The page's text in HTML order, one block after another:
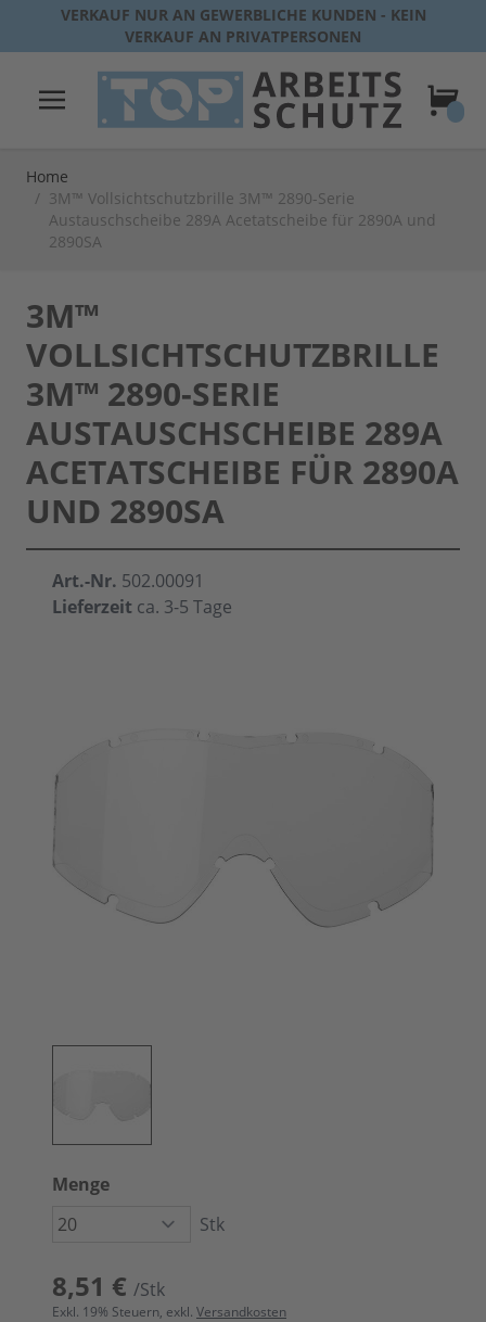
Direkt zum Inhalt
VERKAUF NUR AN GEWERBLICHE KUNDEN - KEIN
VERKAUF AN PRIVATPERSONEN
Home
/ 3M™ Vollsichtschutzbrille 3M™ 2890-Serie
Austauschscheibe 289A Acetatscheibe für 2890A und
2890SA
3M™
VOLLSICHTSCHUTZBRILLE
3M™ 2890-SERIE
AUSTAUSCHSCHEIBE 289A
ACETATSCHEIBE FÜR 2890A
UND 2890SA
Art.-Nr. 502.00091
Lieferzeit ca. 3-5 Tage
Menge
Stk
8,51 € /Stk
Exkl. 19% Steuern, exkl. Versandkosten